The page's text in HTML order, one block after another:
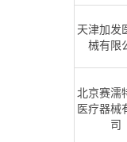
天津加发
械有限
北京赛濡
医疗器械
司